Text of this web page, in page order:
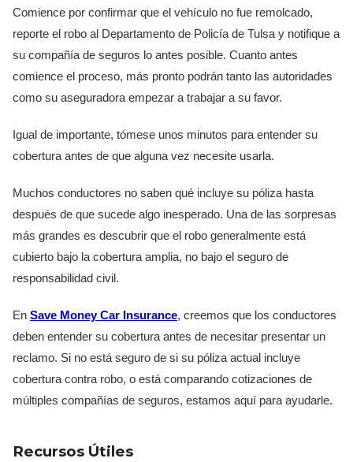
Comience por confirmar que el vehículo no fue remolcado,
reporte el robo al Departamento de Policía de Tulsa y notifique a
su compañía de seguros lo antes posible. Cuanto antes
comience el proceso, más pronto podrán tanto las autoridades
como su aseguradora empezar a trabajar a su favor.
Igual de importante, tómese unos minutos para entender su
cobertura antes de que alguna vez necesite usarla.
Muchos conductores no saben qué incluye su póliza hasta
después de que sucede algo inesperado. Una de las sorpresas
más grandes es descubrir que el robo generalmente está
cubierto bajo la cobertura amplia, no bajo el seguro de
responsabilidad civil.
En Save Money Car Insurance, creemos que los conductores
deben entender su cobertura antes de necesitar presentar un
reclamo. Si no está seguro de si su póliza actual incluye
cobertura contra robo, o está comparando cotizaciones de
múltiples compañías de seguros, estamos aquí para ayudarle.
Recursos Útiles